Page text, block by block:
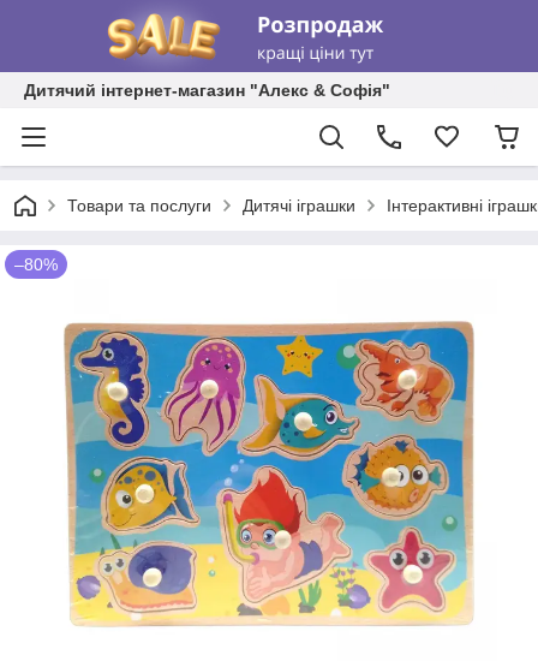
Дитячий інтернет-магазин "Алекс & Софія"
Товари та послуги Дитячі іграшки Інтерактивні
–80%